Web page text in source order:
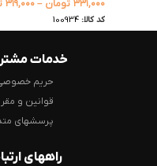
۳۳۱,۰۰۰ تومان –۳۱۹,۰۰۰
کد کالا: 100934
خدمات
حریم
قوانین و
پرسشهای
راههای